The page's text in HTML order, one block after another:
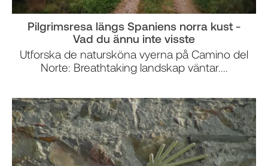
Pilgrimsresa längs Spaniens norra kust -
Vad du ännu inte visste
Utforska de natursköna vyerna på Camino del
Norte: Breathtaking landskap väntar....